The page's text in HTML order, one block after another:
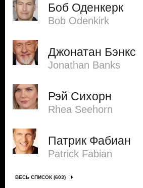
Боб Оденкерк
Bob Odenkirk
Джонатан Бэнкс
Jonathan Banks
Рэй Сихорн
Rhea Seehorn
Патрик Фабиан
Patrick Fabian
ВЕСЬ СПИСОК (603)